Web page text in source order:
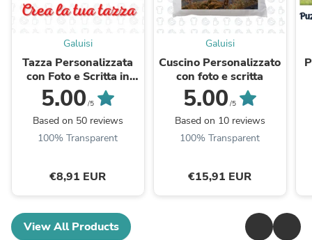
Galuisi
Tazza Personalizzata
con Foto e Scritta in
Ceramica
5.00 /5
Based on 50 reviews
100% Transparent
€8,91 EUR
Galuisi
Cuscino Personalizzato
con foto e scritta
5.00 /5
Based on 10 reviews
100% Transparent
€15,91 EUR
View All Products